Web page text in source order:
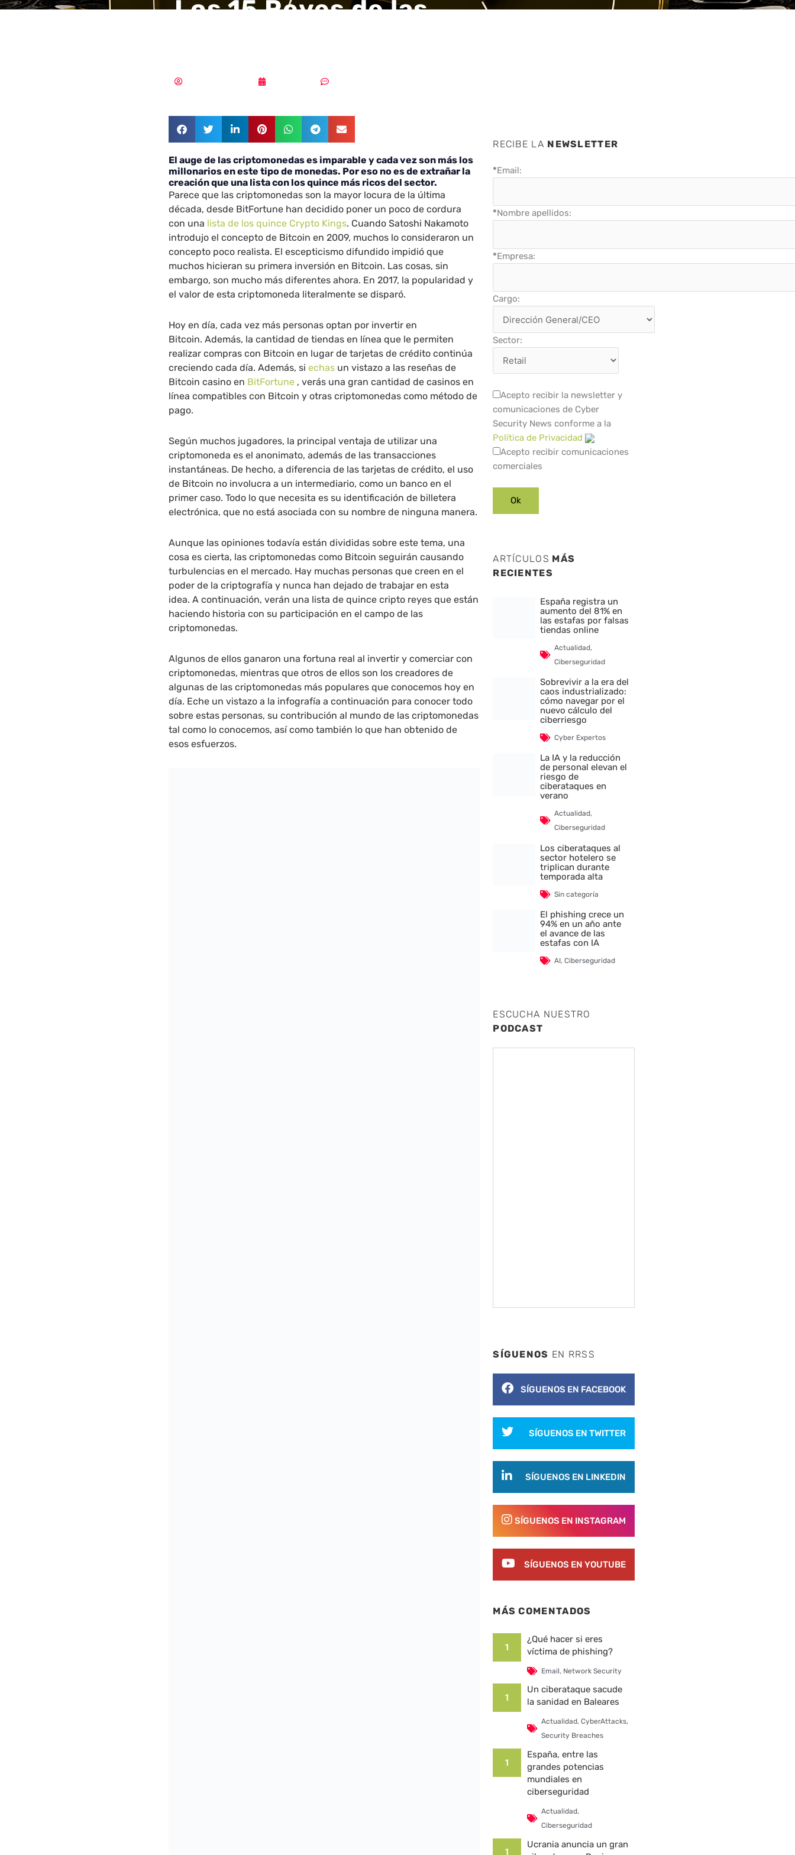
Los 15 Reyes de las
El auge de las criptomonedas es imparable y cada vez son más los
millonarios en este tipo de monedas. Por eso no es de extrañar la
creación que una lista con los quince más ricos del sector.
Parece que las criptomonedas son la mayor locura de la última
década, desde BitFortune han decidido poner un poco de cordura
con una lista de los quince Crypto Kings. Cuando Satoshi Nakamoto
introdujo el concepto de Bitcoin en 2009, muchos lo consideraron un
concepto poco realista. El escepticismo difundido impidió que
muchos hicieran su primera inversión en Bitcoin. Las cosas, sin
embargo, son mucho más diferentes ahora. En 2017, la popularidad y
el valor de esta criptomoneda literalmente se disparó.
Hoy en día, cada vez más personas optan por invertir en
Bitcoin. Además, la cantidad de tiendas en línea que le permiten
realizar compras con Bitcoin en lugar de tarjetas de crédito continúa
creciendo cada día. Además, siechas un vistazo a las reseñas de
Bitcoin casino en BitFortune , verás una gran cantidad de casinos en
línea compatibles con Bitcoin y otras criptomonedas como método de
pago.
Según muchos jugadores, la principal ventaja de utilizar una
criptomoneda es el anonimato, además de las transacciones
instantáneas. De hecho, a diferencia de las tarjetas de crédito, el uso
de Bitcoin no involucra a un intermediario, como un banco en el
primer caso. Todo lo que necesita es su identificación de billetera
electrónica, que no está asociada con su nombre de ninguna manera.
Aunque las opiniones todavía están divididas sobre este tema, una
cosa es cierta, las criptomonedas como Bitcoin seguirán causando
turbulencias en el mercado. Hay muchas personas que creen en el
poder de la criptografía y nunca han dejado de trabajar en esta
idea. A continuación, verán una lista de quince cripto reyes que están
haciendo historia con su participación en el campo de las
criptomonedas.
Algunos de ellos ganaron una fortuna real al invertir y comerciar con
criptomonedas, mientras que otros de ellos son los creadores de
algunas de las criptomonedas más populares que conocemos hoy en
día. Eche un vistazo a la infografía a continuación para conocer todo
sobre estas personas, su contribución al mundo de las criptomonedas
tal como lo conocemos, así como también lo que han obtenido de
esos esfuerzos.
RECIBE LA NEWSLETTER
*Email:
*Nombre apellidos:
*Empresa:
Cargo:
Sector:
Acepto recibir la newsletter y
comunicaciones de Cyber
Security News conforme a la
Política de Privacidad
Acepto recibir comunicaciones
comerciales
ARTÍCULOS MÁS
RECIENTES
España registra un
aumento del 81% en
las estafas por falsas
tiendas online
Actualidad,
Ciberseguridad
Sobrevivir a la era del
caos industrializado:
cómo navegar por el
nuevo cálculo del
ciberriesgo
Cyber Expertos
La IA y la reducción
de personal elevan el
riesgo de
ciberataques en
verano
Actualidad,
Ciberseguridad
Los ciberataques al
sector hotelero se
triplican durante
temporada alta
Sin categoría
El phishing crece un
94% en un año ante
el avance de las
estafas con IA
AI,Ciberseguridad
ESCUCHA NUESTRO
PODCAST
SÍGUENOS EN RRSS
SÍGUENOS EN FACEBOOK
SÍGUENOS EN TWITTER
SÍGUENOS EN LINKEDIN
SÍGUENOS EN INSTAGRAM
SÍGUENOS EN YOUTUBE
MÁS COMENTADOS
1
¿Qué hacer si eres
víctima de phishing?
Email, Network Security
1
Un ciberataque sacude
la sanidad en Baleares
Actualidad, CyberAttacks,
Security Breaches
1
España, entre las
grandes potencias
mundiales en
ciberseguridad
Actualidad,
Ciberseguridad
1
Ucrania anuncia un gran